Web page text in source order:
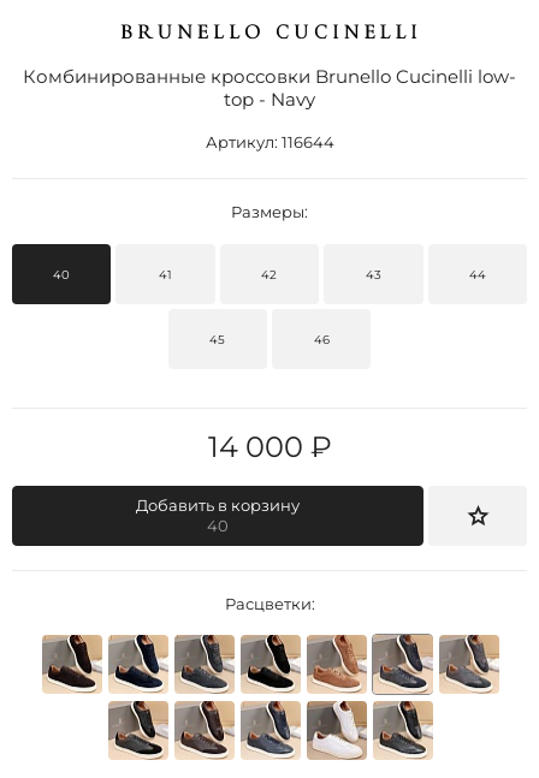
Комбинированные кроссовки Brunello Cucinelli low-
top - Navy
Артикул: 116644
Размеры:
40 41 42 43 44
45 46
14 000 ₽
Добавить в корзину
40
Расцветки: